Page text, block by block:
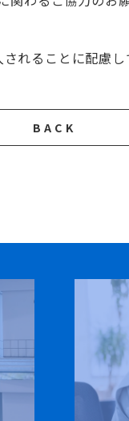
れることに配慮し
BACK